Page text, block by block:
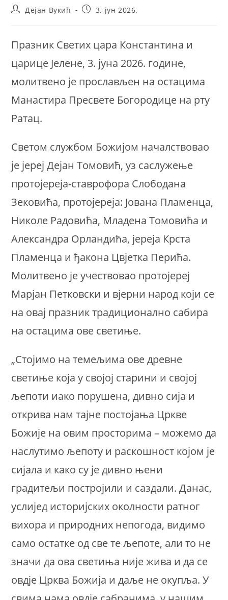
PostДејан Вукић
Post3. јун 2026.
Празник Светих цара Константина и
царице Јелене, 3. јуна 2026. године,
молитвено је прослављен на остацима
Манастира Пресвете Богородице на рту
Ратац.
Светом службом Божијом началствовао
је јереј Дејан Томовић, уз саслужење
протојереја-ставрофора Слободана
Зековића, протојереја: Јована Пламенца,
Николе Радовића, Младена Томовића и
Александра Орландића, јереја Крста
Пламенца и ђакона Цвјетка Перића.
Молитвено је учествовао протојереј
Марјан Петковски и вјерни народ који се
на овај празник традиционално сабира
на остацима ове светиње.
„Стојимо на темељима ове древне
светиње која у својој старини и својој
љепоти иако порушена, дивно сија и
открива нам тајне постојања Цркве
Божије на овим просторима – можемо да
наслутимо љепоту и раскошност којом је
сијала и како су је дивно њени
градитељи постројили и саздали. Данас,
услијед историјских околности ратног
вихора и природних непогода, видимо
само остатке од све те љепоте, али то не
значи да ова светиња није жива и да се
овдје Црква Божија и даље не окупља. У